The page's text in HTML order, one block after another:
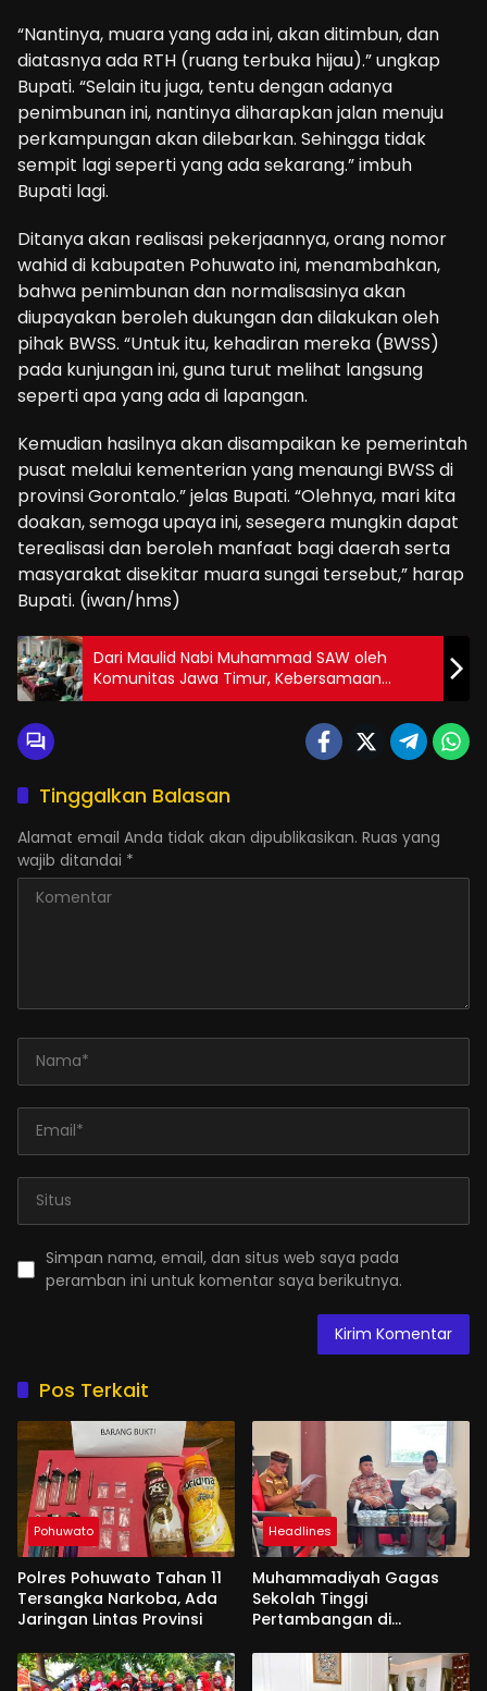
“Nantinya, muara yang ada ini, akan ditimbun, dan
diatasnya ada RTH (ruang terbuka hijau).” ungkap
Bupati. “Selain itu juga, tentu dengan adanya
penimbunan ini, nantinya diharapkan jalan menuju
perkampungan akan dilebarkan. Sehingga tidak
sempit lagi seperti yang ada sekarang.” imbuh
Bupati lagi.
Ditanya akan realisasi pekerjaannya, orang nomor
wahid di kabupaten Pohuwato ini, menambahkan,
bahwa penimbunan dan normalisasinya akan
diupayakan beroleh dukungan dan dilakukan oleh
pihak BWSS. “Untuk itu, kehadiran mereka (BWSS)
pada kunjungan ini, guna turut melihat langsung
seperti apa yang ada di lapangan.
Kemudian hasilnya akan disampaikan ke pemerintah
pusat melalui kementerian yang menaungi BWSS di
provinsi Gorontalo.” jelas Bupati. “Olehnya, mari kita
doakan, semoga upaya ini, sesegera mungkin dapat
terealisasi dan beroleh manfaat bagi daerah serta
masyarakat disekitar muara sungai tersebut,” harap
Bupati. (iwan/hms)
Dari Maulid Nabi Muhammad SAW oleh
Komunitas Jawa Timur, Kebersamaan
Rakyat Tetap Solid Terjaga
Tinggalkan Balasan
Alamat email Anda tidak akan dipublikasikan. Ruas yang
wajib ditandai *
Simpan nama, email, dan situs web saya pada
peramban ini untuk komentar saya berikutnya.
Pos Terkait
Pohuwato
Polres Pohuwato Tahan 11
Tersangka Narkoba, Ada
Jaringan Lintas Provinsi
Headlines
Muhammadiyah Gagas
Sekolah Tinggi
Pertambangan di